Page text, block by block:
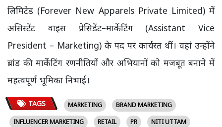
लिमिटेड (Forever New Apparels Private Limited) में
असिस्टेंट वाइस प्रेसिडेंट–मार्केटिंग (Assistant Vice
President – Marketing) के पद पर कार्यरत थीं। वहां उन्होंने
ब्रांड की मार्केटिंग रणनीतियों और अभियानों को मजबूत बनाने में
महत्वपूर्ण भूमिका निभाई।
TAGS MARKETING
BRAND MARKETING
INFLUENCER MARKETING
RETAIL PR
NITI UTTAM